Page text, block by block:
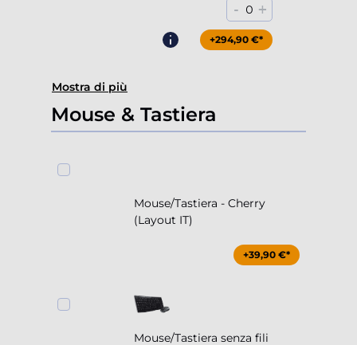
- 0 +
+294,90 €*
Mostra di più
Mouse & Tastiera
Mouse/Tastiera - Cherry
(Layout IT)
+39,90 €*
Mouse/Tastiera senza fili